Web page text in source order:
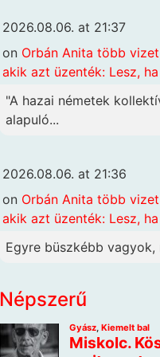
2026.08.06. at 21:37
on Orbán Anita több
akik azt üzenték: Lesz,
"A hazai németek
alapuló...
2026.08.06. at 21:36
on Orbán Anita több
akik azt üzenték: Lesz,
Egyre büszkébb vagyok,
Népszerű